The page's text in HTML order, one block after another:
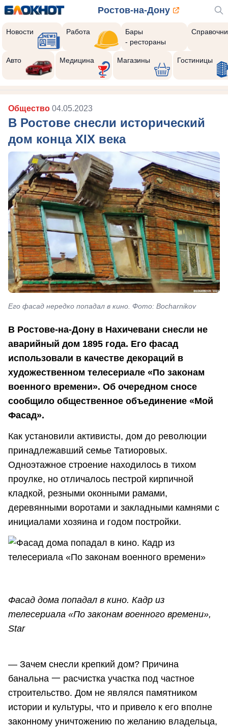
Ростов-на-Дону
Новости Работа
Бары
- рестораны
Авто Медицина Магазины Гостиницы
Общество 04.05.2023
В Ростове снесли исторический
дом конца XIX века
Его фасад нередко попадал в кино. Фото: Bocharnikov
В Ростове-на-Дону в Нахичевани снесли не
аварийный дом 1895 года. Его фасад
использовали в качестве декораций в
художественном телесериале «По законам
военного времени». Об очередном сносе
сообщило общественное объединение «Мой
Фасад».
Как установили активисты, дом до революции
принадлежавший семье Татиоровых.
Одноэтажное строение находилось в тихом
проулке, но отличалось пестрой кирпичной
кладкой, резными оконными рамами,
деревянными воротами и закладными камнями с
инициалами хозяина и годом постройки.
Фасад дома попадал в кино. Кадр из
телесериала «По законам военного времени»,
Star
— Зачем снесли крепкий дом? Причина
банальна 一 расчистка участка под частное
строительство. Дом не являлся памятником
истории и культуры, что и привело к его вполне
законному уничтожению по желанию владельца,